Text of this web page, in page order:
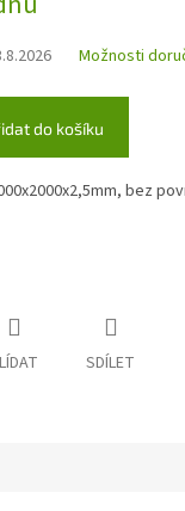
Možnosti
do košíku
bez
SDÍLET